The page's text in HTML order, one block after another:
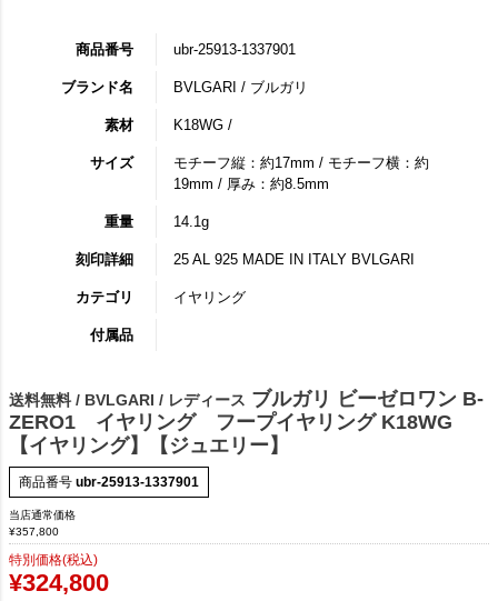
商品番号 ubr-25913-1337901
ブランド名 BVLGARI / ブルガリ
素材 K18WG /
サイズ
モチーフ縦：約17mm / モチーフ横：約
19mm / 厚み：約8.5mm
重量 14.1g
刻印詳細 25 AL 925 MADE IN ITALY BVLGARI
カテゴリ イヤリング
付属品
送料無料 / BVLGARI / レディース ブルガリ ビーゼロワン B-
ZERO1 イヤリング フープイヤリング K18WG
【イヤリング】【ジュエリー】
商品番号 ubr-25913-1337901
当店通常価格
¥357,800
特別価格(税込)
¥324,800